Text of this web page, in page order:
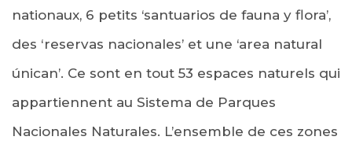
nationaux, 6 petits ‘santuarios de fauna y flora’,
des ‘reservas nacionales’ et une ‘area natural
únican’. Ce sont en tout 53 espaces naturels qui
appartiennent au Sistema de Parques
Nacionales Naturales. L’ensemble de ces zones